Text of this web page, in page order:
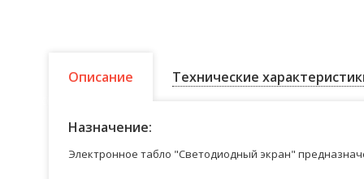
Описание Технические
Назначение:
Электронное табло "Светодиодный экран"